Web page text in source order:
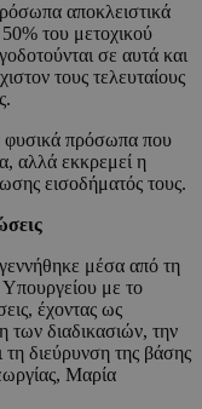
αποκλειστικά
του μετοχικού
σε αυτά και
τους τελευταίους
φυσικά πρόσωπα που
αλλά εκκρεμεί η
εισοδήματός τους.
μέσα από τη
Υπουργείου με το
έχοντας ως
των διαδικασιών, την
διεύρυνση της βάσης
Μαρία